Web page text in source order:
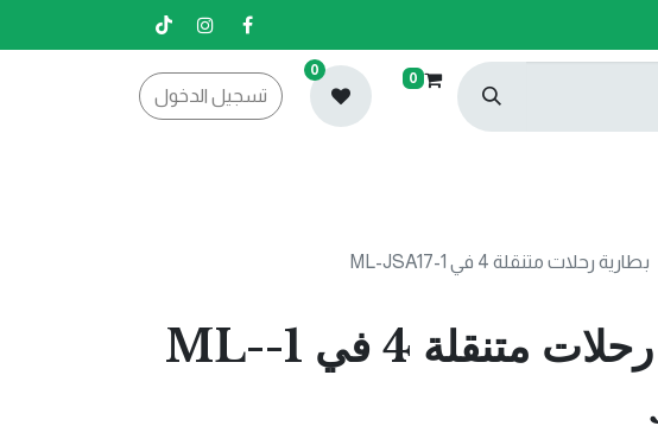
0
0
تسجيل الدخول
بطارية رحلات متنقلة 4 في 1-ML-JSA17
بطارية رحلات متنقلة 4 في 1-ML-